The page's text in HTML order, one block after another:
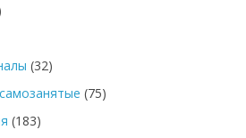
(32)
(75)
(183)